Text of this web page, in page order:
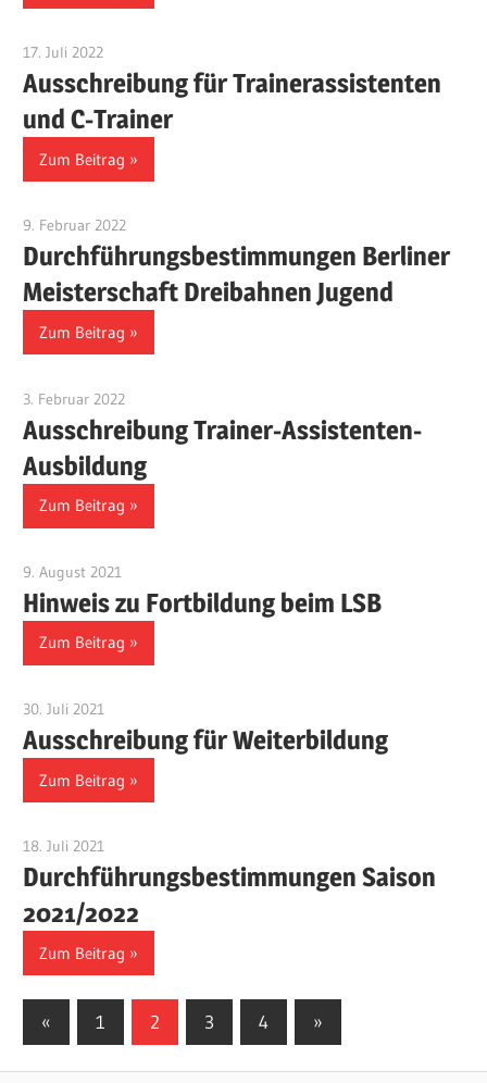
17. Juli 2022
Ausschreibung für Trainerassistenten
und C-Trainer
Zum Beitrag
9. Februar 2022
Durchführungsbestimmungen Berliner
Meisterschaft Dreibahnen Jugend
Zum Beitrag
3. Februar 2022
Ausschreibung Trainer-Assistenten-
Ausbildung
Zum Beitrag
9. August 2021
Hinweis zu Fortbildung beim LSB
Zum Beitrag
30. Juli 2021
Ausschreibung für Weiterbildung
Zum Beitrag
18. Juli 2021
Durchführungsbestimmungen Saison
2021/2022
Zum Beitrag
Seitennummerierung
« Vorherige
Beiträge
1 2 3 4
Nächste
Beiträge
»